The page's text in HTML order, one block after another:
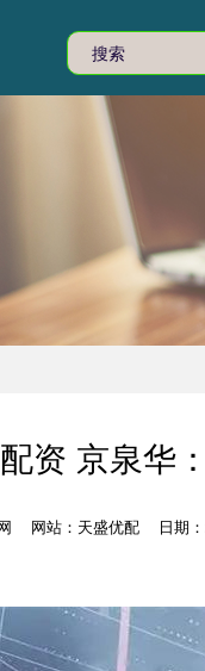
资 京泉华
网站：天盛优配 日期